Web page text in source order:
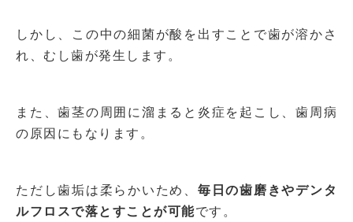
しかし、この中の細菌が酸を出すことで歯が溶かさ
れ、むし歯が発生します。
また、歯茎の周囲に溜まると炎症を起こし、歯周病
の原因にもなります。
ただし歯垢は柔らかいため、 毎日の歯磨きやデンタ
ルフロスで落とすことが可能です。